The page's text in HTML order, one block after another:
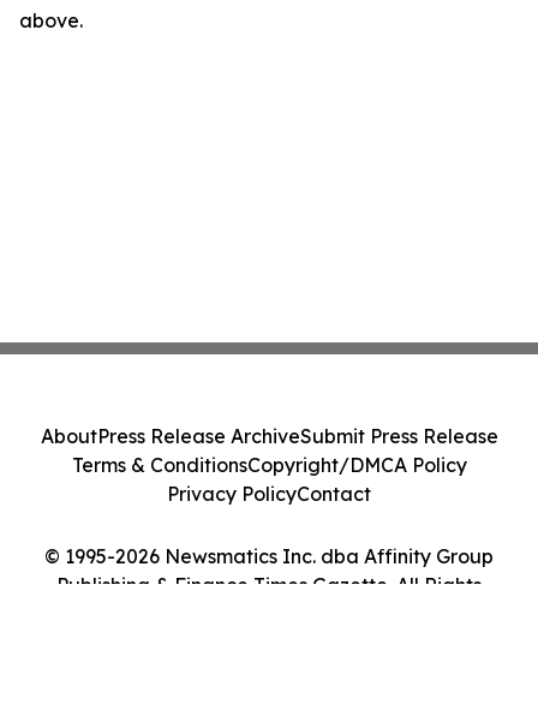
above.
© 1995-2026 Newsmatics Inc. dba Affinity Group
Publishing & Finance Times Gazette. All Rights
AboutPress Release ArchiveSubmit Press Release
Terms & ConditionsCopyright/DMCA Policy
Privacy PolicyContact